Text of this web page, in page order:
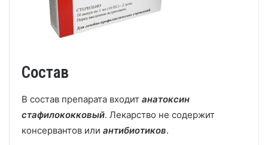
Состав
В состав препарата входит анатоксин
стафилококковый. Лекарство не содержит
консервантов или антибиотиков.